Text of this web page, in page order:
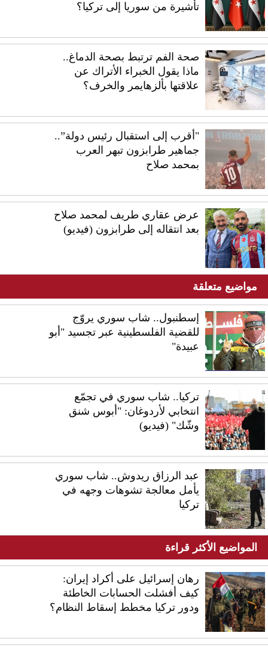
تأشيرة من سوريا إلى تركيا؟
صحة الفم ترتبط بصحة الدماغ..
ماذا يقول الخبراء الأتراك عن
علاقتها بألزهايمر والخرف؟
"أقرب إلى استقبال رئيس دولة”..
جماهير طرابزون تبهر العرب
بمحمد صلاح
عرض عقاري طريف لمحمد صلاح
بعد انتقاله إلى طرابزون (فيديو)
مواضيع متعلقة
إسطنبول.. شاب سوري يروّج
للقضية الفلسطينية عبر تجسيد "أبو
عبيدة"
تركيا.. شاب سوري في تجمّع
انتخابي لأردوغان: "أبوس شنق
وشّك" (فيديو)
عبد الرزاق ريدوش.. شاب سوري
يأمل معالجة تشوهات وجهه في
تركيا
المواضيع الأكثر قراءة
رهان إسرائيل على أكراد إيران:
كيف أفشلت الحسابات الخاطئة
ودور تركيا مخطط إسقاط النظام؟